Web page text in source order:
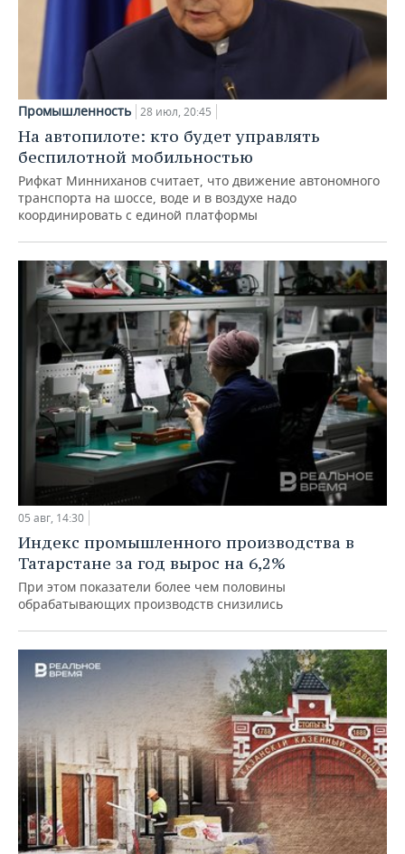
Промышленность 28 июл, 20:45
На автопилоте: кто будет управлять
беспилотной мобильностью
Рифкат Минниханов считает, что движение автономного
транспорта на шоссе, воде и в воздухе надо
координировать с единой платформы
05 авг, 14:30
Индекс промышленного производства в
Татарстане за год вырос на 6,2%
При этом показатели более чем половины
обрабатывающих производств снизились